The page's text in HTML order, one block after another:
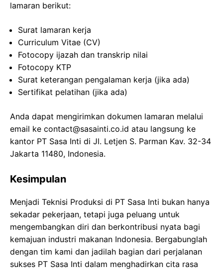
lamaran berikut:
Surat lamaran kerja
Curriculum Vitae (CV)
Fotocopy ijazah dan transkrip nilai
Fotocopy KTP
Surat keterangan pengalaman kerja (jika ada)
Sertifikat pelatihan (jika ada)
Anda dapat mengirimkan dokumen lamaran melalui
email ke contact@sasainti.co.id atau langsung ke
kantor PT Sasa Inti di Jl. Letjen S. Parman Kav. 32-34
Jakarta 11480, Indonesia.
Kesimpulan
Menjadi Teknisi Produksi di PT Sasa Inti bukan hanya
sekadar pekerjaan, tetapi juga peluang untuk
mengembangkan diri dan berkontribusi nyata bagi
kemajuan industri makanan Indonesia. Bergabunglah
dengan tim kami dan jadilah bagian dari perjalanan
sukses PT Sasa Inti dalam menghadirkan cita rasa